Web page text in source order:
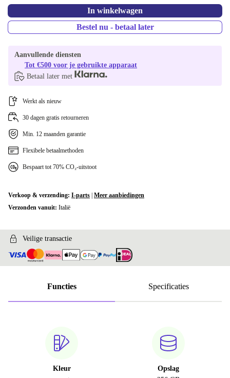
In winkelwagen
Bestel nu - betaal later
Aanvullende diensten
Tot €500 voor je gebruikte apparaat
Betaal later met
Werkt als nieuw
30 dagen gratis retourneren
Min. 12 maanden garantie
Flexibele betaalmethoden
Bespaart tot 70% CO₂-uitstoot
Verkoop & verzending: I-parts Meer aanbiedingen
Verzonden vanuit: Italië
Veilige transactie
Functies Specificaties
Kleur
Opslag